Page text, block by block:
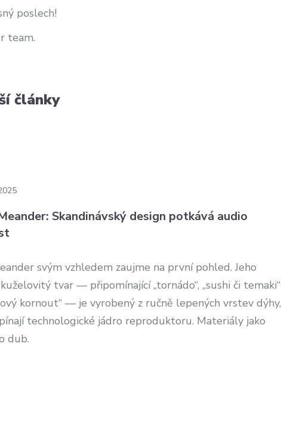
poslech!
team.
články
Skandinávský design potkává audio
svým vzhledem zaujme na první pohled. Jeho
tvar — připomínající „tornádo“, „sushi či temaki“
kornout“ — je vyrobený z ručně lepených vrstev dýhy,
technologické jádro reproduktoru. Materiály jako
dub.